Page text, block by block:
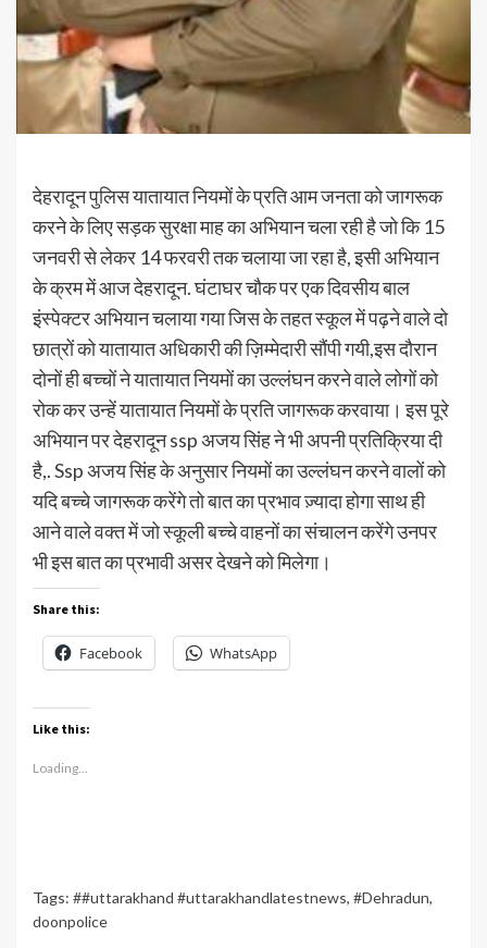
देहरादून पुलिस यातायात नियमों के प्रति आम जनता को जागरूक
करने के लिए सड़क सुरक्षा माह का अभियान चला रही है जो कि 15
जनवरी से लेकर 14 फरवरी तक चलाया जा रहा है, इसी अभियान
के क्रम में आज देहरादून. घंटाघर चौक पर एक दिवसीय बाल
इंस्पेक्टर अभियान चलाया गया जिस के तहत स्कूल में पढ़ने वाले दो
छात्रों को यातायात अधिकारी की ज़िम्मेदारी सौंपी गयी,इस दौरान
दोनों ही बच्चों ने यातायात नियमों का उल्लंघन करने वाले लोगों को
रोक कर उन्हें यातायात नियमों के प्रति जागरूक करवाया। इस पूरे
अभियान पर देहरादून ssp अजय सिंह ने भी अपनी प्रतिक्रिया दी
है,. Ssp अजय सिंह के अनुसार नियमों का उल्लंघन करने वालों को
यदि बच्चे जागरूक करेंगे तो बात का प्रभाव ज़्यादा होगा साथ ही
आने वाले वक्त में जो स्कूली बच्चे वाहनों का संचालन करेंगे उनपर
भी इस बात का प्रभावी असर देखने को मिलेगा।
Share this:
Facebook WhatsApp
Like this:
Loading...
Tags: ##uttarakhand #uttarakhandlatestnews, #Dehradun,
doonpolice